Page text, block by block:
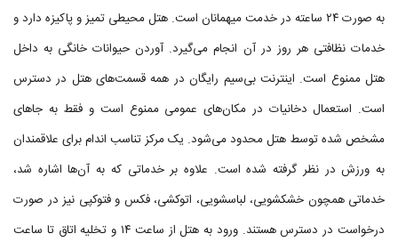
به صورت ۲۴ ساعته در خدمت میهمانان است. هتل محیطی تمیز و پاکیزه دارد و
خدمات نظافتی هر روز در آن انجام می‌گیرد. آوردن حیوانات خانگی به داخل
هتل ممنوع است. اینترنت بی‌سیم رایگان در همه قسمت‌های هتل در دسترس
است. استعمال دخانیات در مکان‌های عمومی ممنوع است و فقط به جاهای
مشخص شده توسط هتل محدود می‌شود. یک مرکز تناسب اندام برای علاقمندان
به ورزش در نظر گرفته شده است. علاوه بر خدماتی که به آن‌ها اشاره شد،
خدماتی همچون خشکشویی، لباسشویی، اتوکشی، فکس و فتوکپی نیز در صورت
درخواست در دسترس هستند. ورود به هتل از ساعت ۱۴ و تخلیه اتاق تا ساعت